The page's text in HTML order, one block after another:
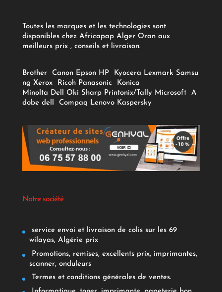
Toutes les marques et les technologies sont
disponibles chez Africapap Alger Oran aux
meilleurs prix , conseils et livraison.
Brother Canon Epson HP Kyocera Lexmark Samsu
ng Xerox Ricoh Panasonic
Konica
Minolta Dell Oki Sharp Printonix/Tally Microsoft
A
dobe dell Compaq Lenovo Kaspersky
Notre société
service envoi et livraison de colis sur les 69
wilayas, Algérie prix
Promotions, remises, excellents prix, imprimantes,
scanner, onduleurs
Termes et conditions générales de ventes.